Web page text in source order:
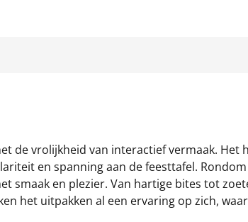
de vrolijkheid van interactief vermaak.
en spanning aan de feesttafel.
smaak en plezier. Van hartige bites tot
het uitpakken al een ervaring op zich,